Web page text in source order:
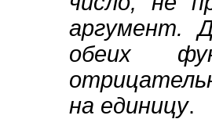
аргумент.
обеих
на единицу.